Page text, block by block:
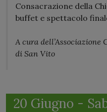
Consacrazione della
buffet e spettacolo
A cura
di San Vito
20 Giugno -